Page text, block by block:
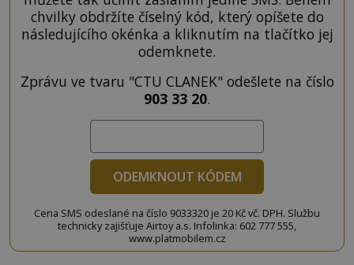
chvilky obdržíte číselný kód, který opíšete do
následujícího okénka a kliknutím na tlačítko jej
odemknete.
Zprávu ve tvaru "CTU CLANEK" odešlete na číslo
903 33 20.
ODEMKNOUT KÓDEM
Cena SMS odeslané na číslo 9033320 je 20 Kč vč. DPH. Službu
technicky zajišťuje Airtoy a.s. Infolinka: 602 777 555,
www.platmobilem.cz